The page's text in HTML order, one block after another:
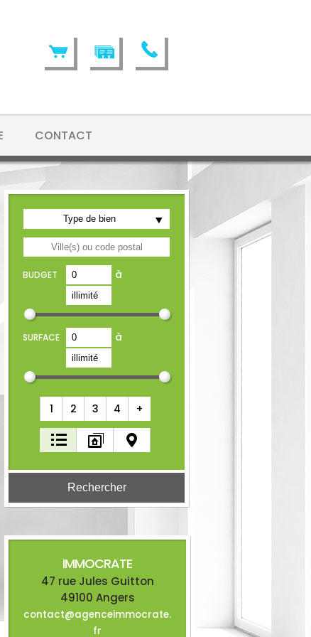
CONTACT
Type de bien
BUDGET à
SURFACE à
1 2 3 4 +
IMMOCRATE
47 rue Jules Guitton
49100 Angers
contact@agenceimmocrate.
fr